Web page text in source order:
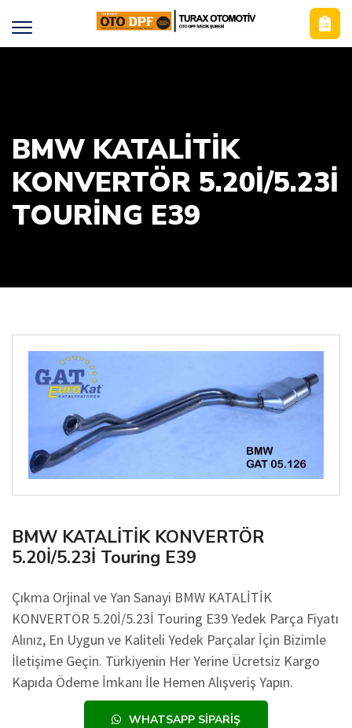
BMW KATALİTİK
KONVERTÖR 5.20İ/5.23İ
TOURING E39
BMW KATALİTİK KONVERTÖR
5.20İ/5.23İ Touring E39
Çıkma Orjinal ve Yan Sanayi BMW KATALİTİK
KONVERTÖR 5.20İ/5.23İ Touring E39 Yedek Parça Fiyatı
Alınız, En Uygun ve Kaliteli Yedek Parçalar İçin Bizimle
İletişime Geçin. Türkiyenin Her Yerine Ücretsiz Kargo
Kapıda Ödeme İmkanı İle Hemen Alışveriş Yapın.
WHATSAPP SIPARIŞ